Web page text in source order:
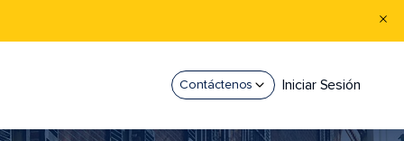
Contáctenos Iniciar Sesión